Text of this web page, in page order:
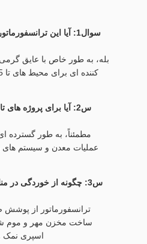
سوال1: آیا این
بله، به طور خاص با عایق گرمی
س2: آیا برای پروژه
مطمئناً، به طور گسترده
عملیات معدن و سیستم
س3: چگونه از خوردگی
ساخت مخزن مهر و موم
اسپری نمک